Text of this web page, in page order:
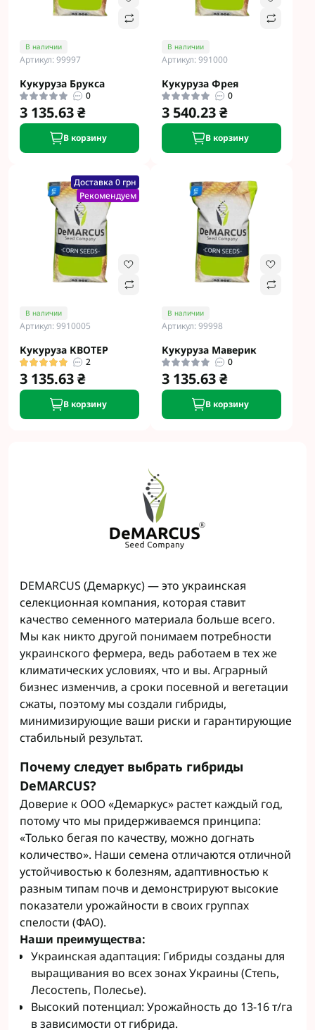
В наличии
Артикул: 99997
Кукуруза Брукса
0
3 135.63 ₴
В корзину
В наличии
Артикул: 991000
Кукуруза Фрея
0
3 540.23 ₴
В корзину
Доставка 0 грн
Рекомендуем
В наличии
Артикул: 9910005
Кукуруза КВОТЕР
2
3 135.63 ₴
В корзину
В наличии
Артикул: 99998
Кукуруза Маверик
0
3 135.63 ₴
В корзину
DEMARCUS (Демаркус) — это украинская
селекционная компания, которая ставит
качество семенного материала больше всего.
Мы как никто другой понимаем потребности
украинского фермера, ведь работаем в тех же
климатических условиях, что и вы. Аграрный
бизнес изменчив, а сроки посевной и вегетации
сжаты, поэтому мы создали гибриды,
минимизирующие ваши риски и гарантирующие
стабильный результат.
Почему следует выбрать гибриды
DeMARCUS?
Доверие к ООО «Демаркус» растет каждый год,
потому что мы придерживаемся принципа:
«Только бегая по качеству, можно догнать
количество». Наши семена отличаются отличной
устойчивостью к болезням, адаптивностью к
разным типам почв и демонстрируют высокие
показатели урожайности в своих группах
спелости (ФАО).
Наши преимущества:
Украинская адаптация: Гибриды созданы для
выращивания во всех зонах Украины (Степь,
Лесостепь, Полесье).
Высокий потенциал: Урожайность до 13-16 т/га
в зависимости от гибрида.